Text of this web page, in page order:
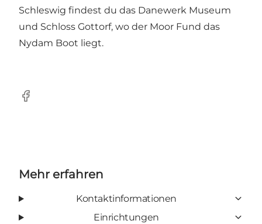
Schleswig findest du das Danewerk Museum
und Schloss Gottorf, wo der Moor Fund das
Nydam Boot liegt.
facebook
Mehr erfahren
Kontaktinformationen
Einrichtungen